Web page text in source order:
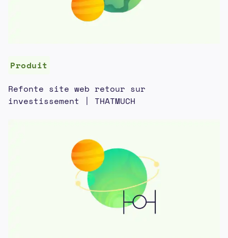
Produit
Refonte site web retour sur
investissement | THATMUCH